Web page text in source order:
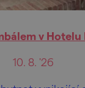
v Hotelu
10. 8. '26